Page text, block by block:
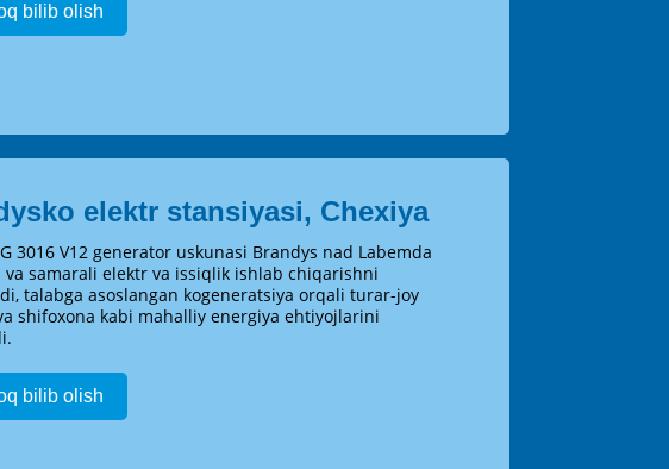
bilib olish
elektr stansiyasi, Chexiya
3016 V12 generator uskunasi Brandys nad Labemda
va samarali elektr va issiqlik ishlab chiqarishni
talabga asoslangan kogeneratsiya orqali turar-joy
shifoxona kabi mahalliy energiya ehtiyojlarini
bilib olish